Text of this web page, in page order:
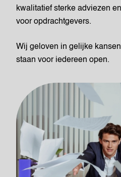
kwalitatief sterke adviezen
voor opdrachtgevers.
Wij geloven in gelijke
staan voor iedereen open.